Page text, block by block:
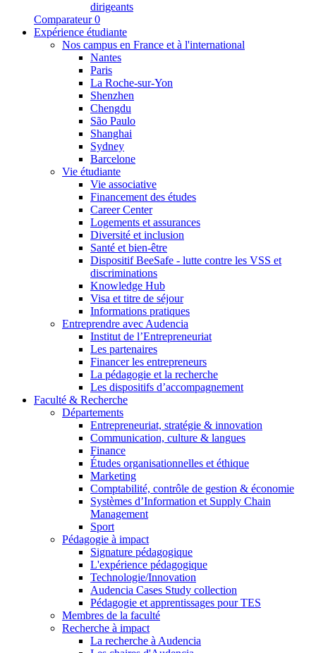
dirigeants
Comparateur 0
Expérience étudiante
Nos campus en France et à l'international
Nantes
Paris
La Roche-sur-Yon
Shenzhen
Chengdu
São Paulo
Shanghai
Sydney
Barcelone
Vie étudiante
Vie associative
Financement des études
Career Center
Logements et assurances
Diversité et inclusion
Santé et bien-être
Dispositif BeeSafe - lutte contre les VSS et
discriminations
Knowledge Hub
Visa et titre de séjour
Informations pratiques
Entreprendre avec Audencia
Institut de l’Entrepreneuriat
Les partenaires
Financer les entrepreneurs
La pédagogie et la recherche
Les dispositifs d’accompagnement
Faculté & Recherche
Départements
Entrepreneuriat, stratégie & innovation
Communication, culture & langues
Finance
Études organisationnelles et éthique
Marketing
Comptabilité, contrôle de gestion & économie
Systèmes d’Information et Supply Chain
Management
Sport
Pédagogie à impact
Signature pédagogique
L'expérience pédagogique
Technologie/Innovation
Audencia Cases Study collection
Pédagogie et apprentissages pour TES
Membres de la faculté
Recherche à impact
La recherche à Audencia